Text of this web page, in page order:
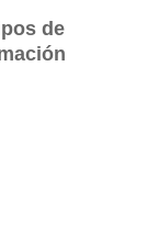
de